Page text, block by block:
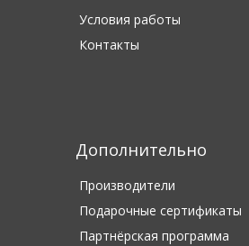
Условия работы
Контакты
Дополнительно
Производители
Подарочные сертификаты
Партнёрская программа